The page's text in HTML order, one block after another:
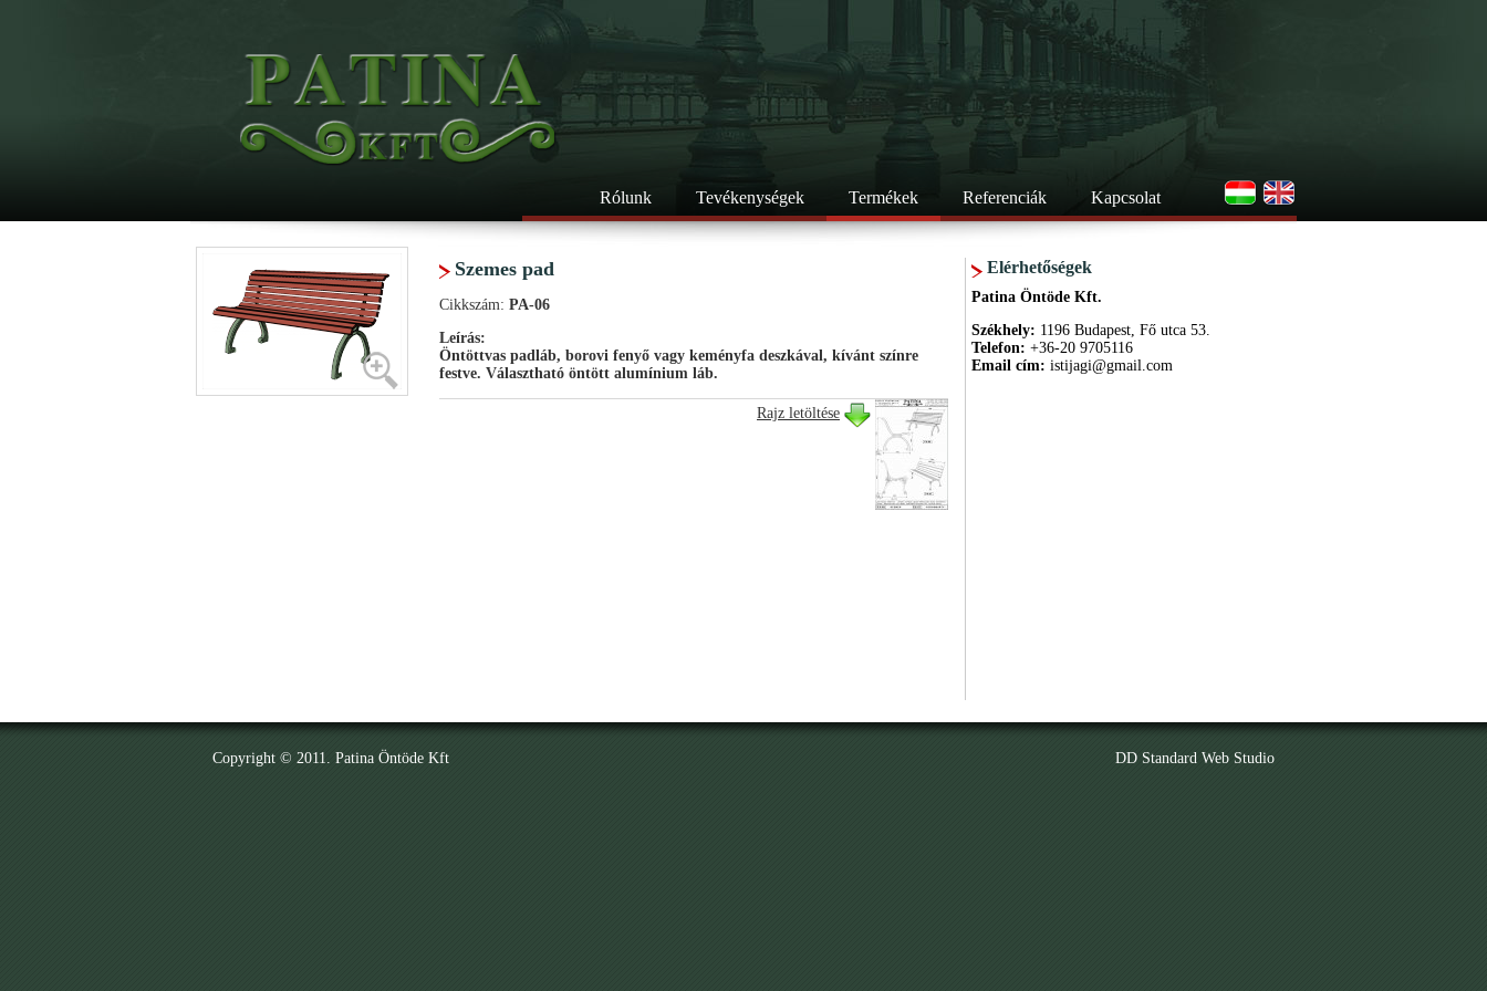
Rólunk Tevékenységek Termékek Referenciák Kapcsolat
Szemes pad
Cikkszám: PA-06
Leírás:
Öntöttvas padláb, borovi fenyő vagy keményfa deszkával, kívánt színre
festve. Választható öntött alumínium láb.
Rajz letöltése
Elérhetőségek
Patina Öntöde Kft.
Székhely: 1196 Budapest, Fő utca 53.
Telefon: +36-20 9705116
Email cím: istijagi@gmail.com
Copyright © 2011. Patina Öntöde Kft DD Standard Web Studio